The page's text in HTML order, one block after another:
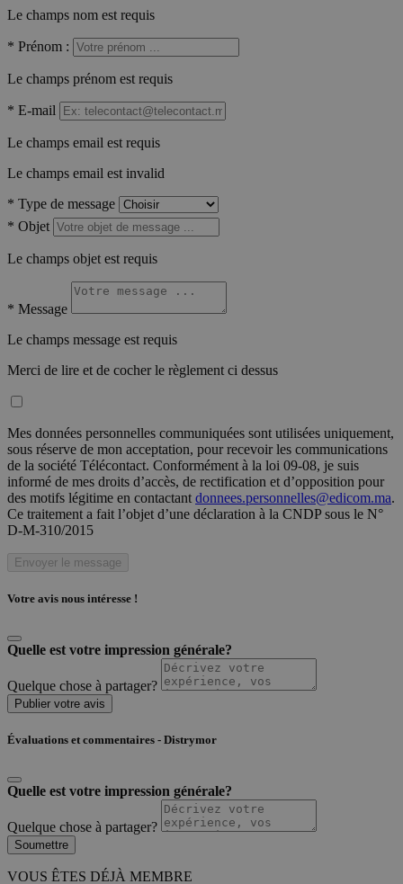
Le champs nom est requis
* Prénom :
Le champs prénom est requis
* E-mail
Le champs email est requis
Le champs email est invalid
* Type de message
* Objet
Le champs objet est requis
* Message
Le champs message est requis
Merci de lire et de cocher le règlement ci dessus
Mes données personnelles communiquées sont utilisées uniquement,
sous réserve de mon acceptation, pour recevoir les communications
de la société Télécontact. Conformément à la loi 09-08, je suis
informé de mes droits d’accès, de rectification et d’opposition pour
des motifs légitime en contactant donnees.personnelles@edicom.ma.
Ce traitement a fait l’objet d’une déclaration à la CNDP sous le N°
D-M-310/2015
Envoyer le message
Votre avis nous intéresse !
Quelle est votre impression générale?
Quelque chose à partager?
Publier votre avis
Évaluations et commentaires - Distrymor
Quelle est votre impression générale?
Quelque chose à partager?
Soumettre
VOUS ÊTES DÉJÀ MEMBRE